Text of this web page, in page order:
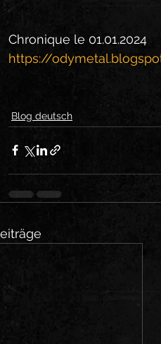
Chronique le 01.01.2024
https://
Blog deutsch